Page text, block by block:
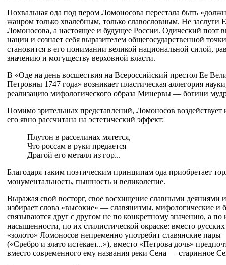
Похвальная ода под пером Ломоносова перестала быть
жанром только хвалебным, только славословным. Не заслуги
Ломоносова, а настоящее и будущее России. Одический поэт
нации и сознает себя выразителем общегосударственной
становится в его понимании великой национальной силой,
значению и могуществу верховной власти.
В «Оде на день восшествия на Всероссийский престол Ее
Петровны 1747 года» возникает пластическая аллегория
реализацию мифологического образа Минервы — богини
Помимо зрительных представлений, Ломоносов воздействует
его явно рассчитана на эстетический эффект:
Плутон в расселинах мятется,
Что россам в руки предается
Драгой его металл из гор...
Благодаря таким поэтическим принципам ода приобретает
монументальность, пышность и великолепие.
Выражая свой восторг, свое восхищение славными деяниями
избирает слова «высокие» — славянизмы, мифологические и
связываются друг с другом не по конкретному значению, а
насыщенности, по их стилистической окраске: вместо
«золото» Ломоносов непременно употребит славянские пары
(«Сребро и злато истекает...»), вместо «Петрова дочь»
вместо современного ему названия реки Сена — старинное